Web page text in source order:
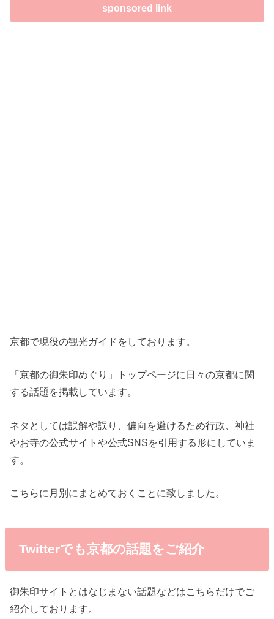
sponsored link
京都で現役の観光ガイドをしております。
「京都の御朱印めぐり」トップページに日々の京都に関
する話題を掲載しています。
ネタとしては誤解や誤り、偏向を避けるため行政、神社
やお寺の公式サイトや公式SNSを引用する形にしていま
す。
こちらに月別にまとめておくことに致しました。
Twitterでも京都の話題をご紹介
御朱印サイトとはなじまない話題などはこちらだけでご
紹介しております。